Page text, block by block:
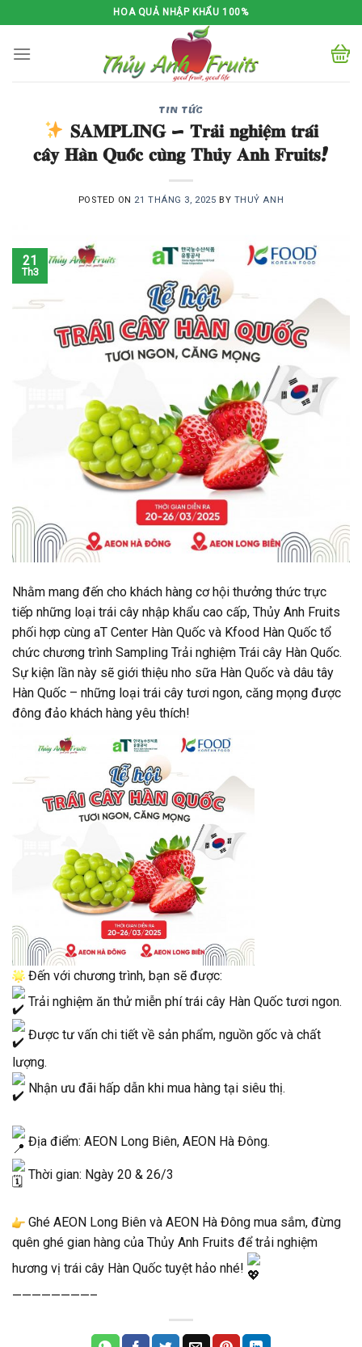
to
content
HOA QUẢ NHẬP KHẨU 100%
TIN TỨC
𝐒𝐀𝐌𝐏𝐋𝐈𝐍𝐆 – 𝐓𝐫𝐚̉𝐢 𝐧𝐠𝐡𝐢𝐞̣̂𝐦 𝐭𝐫𝐚́𝐢
𝐜𝐚̂𝐲 𝐇𝐚̀𝐧 𝐐𝐮𝐨̂́𝐜 𝐜𝐮̀𝐧𝐠 𝐓𝐡𝐮̉𝐲 𝐀𝐧𝐡 𝐅𝐫𝐮𝐢𝐭𝐬!
POSTED ON 21 THÁNG 3, 2025 BY THUỶ ANH
21
Th3
Nhằm mang đến cho khách hàng cơ hội thưởng thức trực
tiếp những loại trái cây nhập khẩu cao cấp, Thủy Anh Fruits
phối hợp cùng aT Center Hàn Quốc và Kfood Hàn Quốc tổ
chức chương trình Sampling Trải nghiệm Trái cây Hàn Quốc.
Sự kiện lần này sẽ giới thiệu nho sữa Hàn Quốc và dâu tây
Hàn Quốc – những loại trái cây tươi ngon, căng mọng được
đông đảo khách hàng yêu thích!
Đến với chương trình, bạn sẽ được:
Trải nghiệm ăn thử miễn phí trái cây Hàn Quốc tươi ngon.
Được tư vấn chi tiết về sản phẩm, nguồn gốc và chất
lượng.
Nhận ưu đãi hấp dẫn khi mua hàng tại siêu thị.
Địa điểm: AEON Long Biên, AEON Hà Đông.
Thời gian: Ngày 20 & 26/3
Ghé AEON Long Biên và AEON Hà Đông mua sắm, đừng
quên ghé gian hàng của Thủy Anh Fruits để trải nghiệm
hương vị trái cây Hàn Quốc tuyệt hảo nhé!
————————–